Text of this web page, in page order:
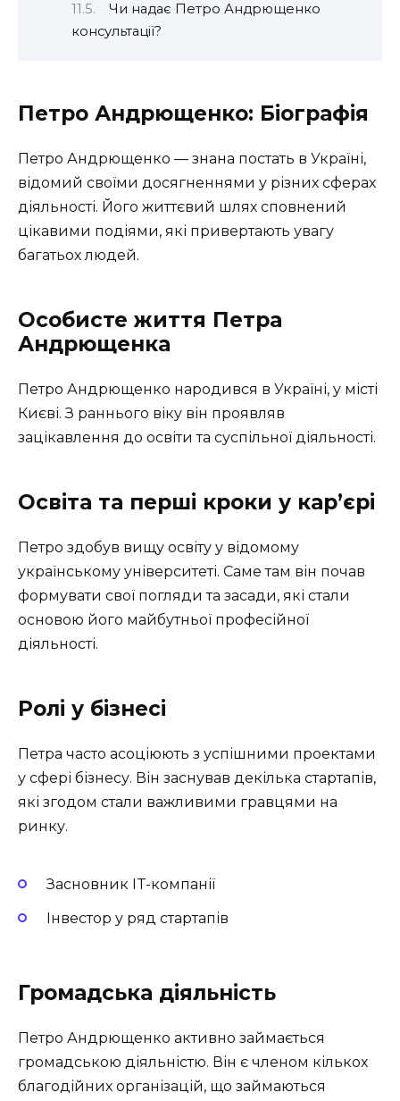
Чи надає Петро Андрющенко
консультації?
Петро Андрющенко: Біографія
Петро Андрющенко — знана постать в Україні,
відомий своїми досягненнями у різних сферах
діяльності. Його життєвий шлях сповнений
цікавими подіями, які привертають увагу
багатьох людей.
Особисте життя Петра
Андрющенка
Петро Андрющенко народився в Україні, у місті
Києві. З раннього віку він проявляв
зацікавлення до освіти та суспільної діяльності.
Освіта та перші кроки у кар’єрі
Петро здобув вищу освіту у відомому
українському університеті. Саме там він почав
формувати свої погляди та засади, які стали
основою його майбутньої професійної
діяльності.
Ролі у бізнесі
Петра часто асоціюють з успішними проектами
у сфері бізнесу. Він заснував декілька стартапів,
які згодом стали важливими гравцями на
ринку.
Засновник IT-компанії
Інвестор у ряд стартапів
Громадська діяльність
Петро Андрющенко активно займається
громадською діяльністю. Він є членом кількох
благодійних організацій, що займаються